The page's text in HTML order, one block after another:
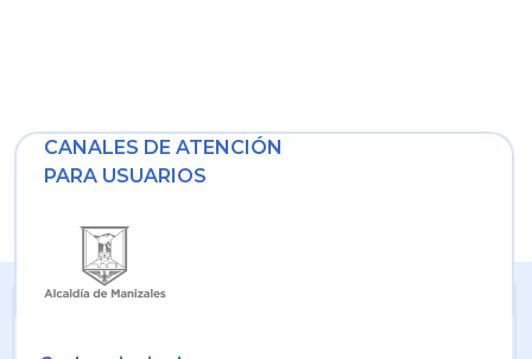
CANALES DE ATENCIÓN
PARA USUARIOS